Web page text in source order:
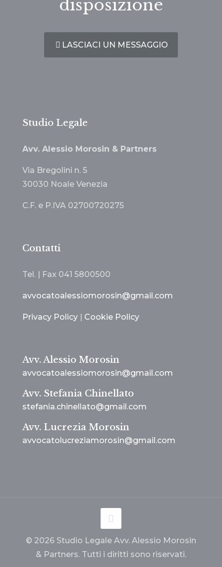
disposizione
LASCIACI UN MESSAGGIO
Studio Legale
Avv. Alessio Morosin & Partners
Via Bregolini n. 5
30030 Noale Venezia
C.F. e P.IVA 02700720275
Contatti
Tel. | Fax 041 5800500
avvocatoalessiomorosin@gmail.com
Privacy Policy | Cookie Policy
Avv. Alessio Morosin
avvocatoalessiomorosin@gmail.com
Avv. Stefania Chinellato
stefania.chinellato@gmail.com
Avv. Lucrezia Morosin
avvocatolucreziamorosin@gmail.com
© 2026 Studio Legale Avv. Alessio Morosin
& Partners. Tutti i diritti sono riservati.